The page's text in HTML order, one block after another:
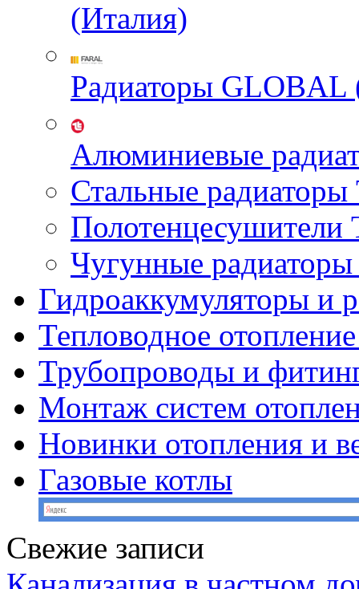
(Италия)
Радиаторы GLOBAL
Алюминиевые
Стальные
Чугунные
Гидроаккумуляторы и
Тепловодное
Трубопроводы и
Монтаж систем
Новинки отопления и
Газовые котлы
Свежие записи